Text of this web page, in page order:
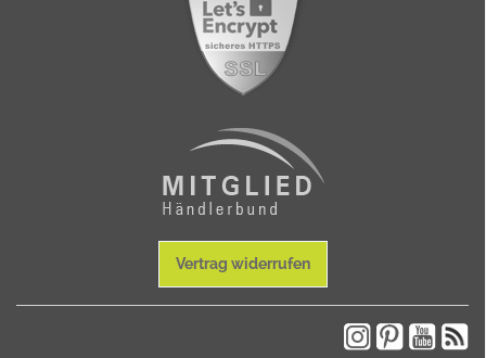
Vertrag widerrufen